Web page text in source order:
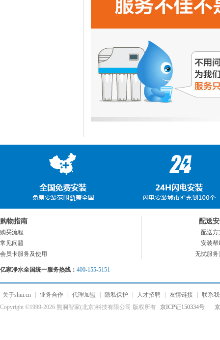
购物指南
购买流程
常见问题
会员卡服务及使用
配送
配送方
安装帮
无忧服务
亿家净水全国统一服务热线： 400-155-5151
关于shui.cn 业务合作 代理加盟 隐私保护 人才招聘 友情链接
联系
Copyright ©1999-2026 熊洞智家(北京)科技有限公司 版权所有 京ICP证150334号